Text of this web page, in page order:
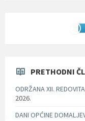
PRETHODNI
ODRŽANA XII.
2026.
DANI OPĆINE